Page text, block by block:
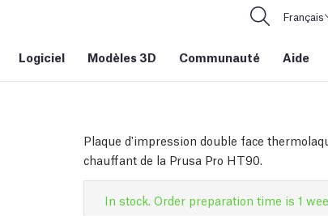
Français
Logiciel Modèles 3D Communauté Aide
Plaque d'impression double face
chauffant de la Prusa Pro HT90.
In stock. Order preparation time is 1